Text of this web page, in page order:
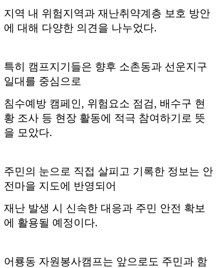
지역 내 위험지역과 재난취약계층 보호 방안
에 대해 다양한 의견을 나누었다.
특히 캠프지기들은 향후 소촌동과 선운지구
일대를 중심으로
침수예방 캠페인, 위험요소 점검, 배수구 현
황 조사 등 현장 활동에 적극 참여하기로 뜻
을 모았다.
주민의 눈으로 직접 살피고 기록한 정보는 안
전마을 지도에 반영되어
재난 발생 시 신속한 대응과 주민 안전 확보
에 활용될 예정이다.
어룡동 자원봉사캠프는 앞으로도 주민과 함